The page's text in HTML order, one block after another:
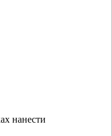
нанести